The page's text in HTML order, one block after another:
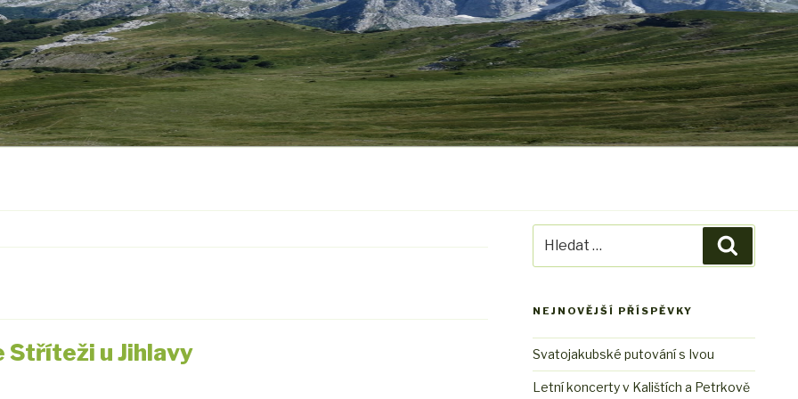
Stříteži u Jihlavy
NEJNOVĚJŠÍ PŘÍSPĚVKY
Svatojakubské putování s Ivou
Letní koncerty v Kalištích a Petrkově